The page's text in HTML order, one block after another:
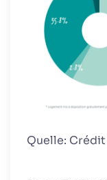
Quelle: